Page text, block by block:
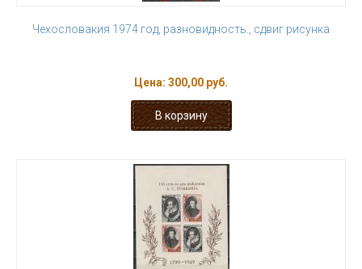
Чехословакия 1974 год, разновидность., сдвиг рисунка
Цена: 300,00 руб.